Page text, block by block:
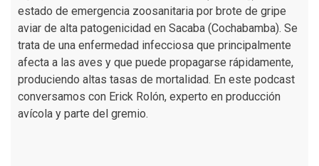
estado de emergencia zoosanitaria por brote de gripe
aviar de alta patogenicidad en Sacaba (Cochabamba). Se
trata de una enfermedad infecciosa que principalmente
afecta a las aves y que puede propagarse rápidamente,
produciendo altas tasas de mortalidad. En este podcast
conversamos con Erick Rolón, experto en producción
avícola y parte del gremio.